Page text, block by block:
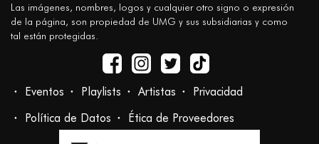
Las imágenes, nombres, logos y cualquier otro signo o expresión
de la página, son propiedad de UMG y sus subsidiarias y como
tal están protegidas.
Eventos Playlists Artistas
Privacidad
Política de Datos
Ética de Proveedores